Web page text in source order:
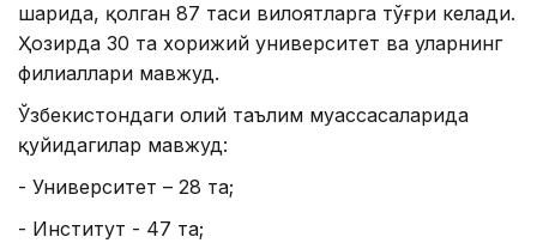
шаҳрида, қолган 87 таси вилоятларга тўғри келади.
Ҳозирда 30 та хорижий университет ва уларнинг
филиаллари мавжуд.
Ўзбекистондаги олий таълим муассасаларида
қуйидагилар мавжуд:
- Университет – 28 та;
- Институт - 47 та;